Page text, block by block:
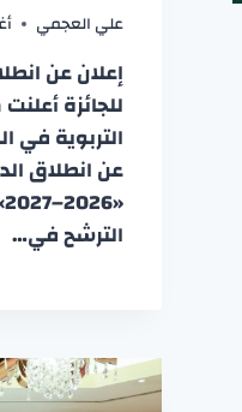
علي العجمي
إعلان عن
للجائزة
التربوية في
عن انطلاق
الترشح في…